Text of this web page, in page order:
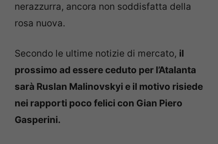
nerazzurra, ancora non soddisfatta della
rosa nuova.
Secondo le ultime notizie di mercato, il
prossimo ad essere ceduto per l’Atalanta
sarà Ruslan Malinovskyi e il motivo risiede
nei rapporti poco felici con Gian Piero
Gasperini.